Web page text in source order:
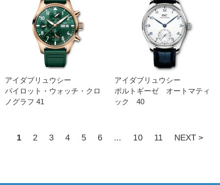
アイダブリュウシー
パイロット・ウォッチ・クロ
ノグラフ 41
アイダブリュウシー
ポルトギーゼ オートマティ
ック 40
1 2 3 4 5 6 ... 10 11 NEXT >